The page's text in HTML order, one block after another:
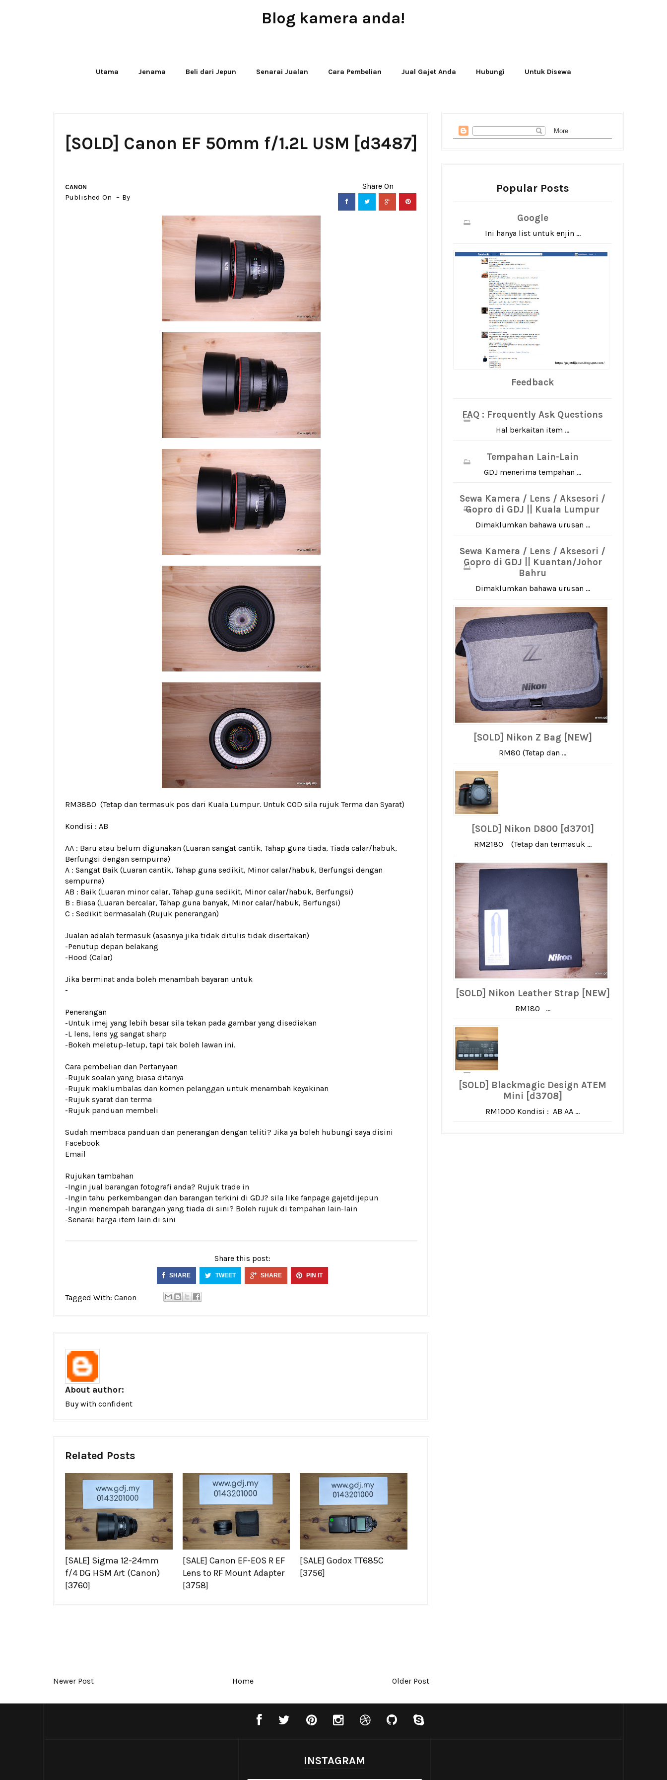
Blog kamera anda!
Utama Jenama Beli dari Jepun Senarai Jualan Cara Pembelian Jual Gajet Anda Hubungi Untuk Disewa
[SOLD] Canon EF 50mm f/1.2L USM [d3487]
CANON
Published On By
RM3880 (Tetap dan termasuk pos dari Kuala Lumpur. Untuk COD sila rujuk Terma dan Syarat)
Kondisi : AB
AA : Baru atau belum digunakan (Luaran sangat cantik, Tahap guna tiada, Tiada calar/habuk,
Berfungsi dengan sempurna)
A : Sangat Baik (Luaran cantik, Tahap guna sedikit, Minor calar/habuk, Berfungsi dengan
sempurna)
AB : Baik (Luaran minor calar, Tahap guna sedikit, Minor calar/habuk, Berfungsi)
B : Biasa (Luaran bercalar, Tahap guna banyak, Minor calar/habuk, Berfungsi)
C : Sedikit bermasalah (Rujuk penerangan)
Jualan adalah termasuk (asasnya jika tidak ditulis tidak disertakan)
-Penutup depan belakang
-Hood (Calar)
Jika berminat anda boleh menambah bayaran untuk
-
Penerangan
-Untuk imej yang lebih besar sila tekan pada gambar yang disediakan
-L lens, lens yg sangat sharp
-Bokeh meletup-letup, tapi tak boleh lawan ini.
Cara pembelian dan Pertanyaan
-Rujuk soalan yang biasa ditanya
-Rujuk maklumbalas dan komen pelanggan untuk menambah keyakinan
-Rujuk syarat dan terma
-Rujuk panduan membeli
Sudah membaca panduan dan penerangan dengan teliti? Jika ya boleh hubungi saya disini
Facebook
Email
Rujukan tambahan
-Ingin jual barangan fotografi anda? Rujuk trade in
-Ingin tahu perkembangan dan barangan terkini di GDJ? sila like fanpage gajetdijepun
-Ingin menempah barangan yang tiada di sini? Boleh rujuk di tempahan lain-lain
-Senarai harga item lain di sini
Share this post:
SHARE TWEET SHARE PIN IT
Tagged With: Canon
About author:
Buy with confident
Related Posts
[SALE] Sigma 12-24mm
f/4 DG HSM Art (Canon)
[3760]
[SALE] Canon EF-EOS R EF
Lens to RF Mount Adapter
[3758]
[SALE] Godox TT685C
[3756]
Newer Post Home Older Post
Popular Posts
Google
Ini hanya list untuk enjin ...
Feedback
FAQ : Frequently Ask Questions
Hal berkaitan item ...
Tempahan Lain-Lain
GDJ menerima tempahan ...
Sewa Kamera / Lens / Aksesori /
Gopro di GDJ || Kuala Lumpur
Dimaklumkan bahawa urusan ...
Sewa Kamera / Lens / Aksesori /
Gopro di GDJ || Kuantan/Johor
Bahru
Dimaklumkan bahawa urusan ...
[SOLD] Nikon Z Bag [NEW]
RM80 (Tetap dan ...
[SOLD] Nikon D800 [d3701]
RM2180 (Tetap dan termasuk ...
[SOLD] Nikon Leather Strap [NEW]
RM180 ...
[SOLD] Blackmagic Design ATEM
Mini [d3708]
RM1000 Kondisi : AB AA ...
INSTAGRAM